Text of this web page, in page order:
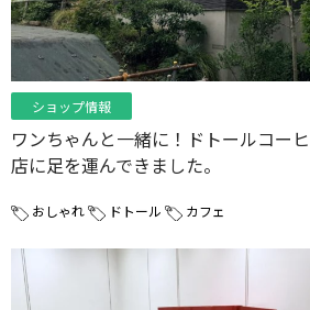
ショップ情報
ワンちゃんと一緒に！ドトールコー
店に足を運んできました。
おしゃれ ドトール カフェ